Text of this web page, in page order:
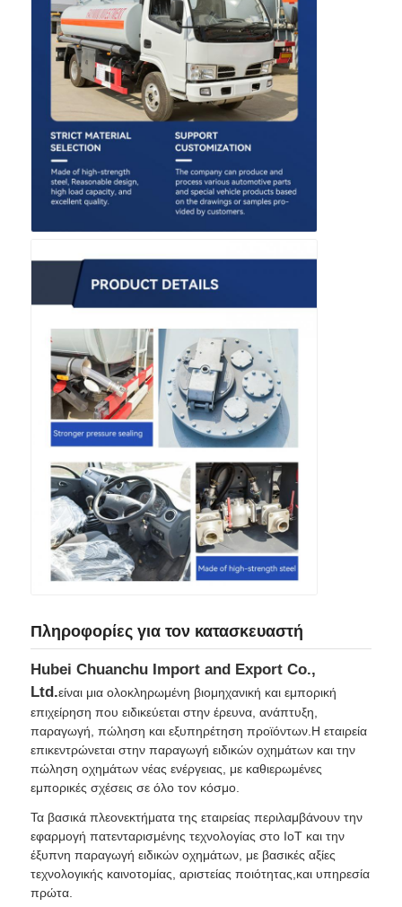
Πληροφορίες για τον κατασκευαστή
Hubei Chuanchu Import and Export Co.,
Ltd.είναι μια ολοκληρωμένη βιομηχανική και εμπορική
επιχείρηση που ειδικεύεται στην έρευνα, ανάπτυξη,
παραγωγή, πώληση και εξυπηρέτηση προϊόντων.Η εταιρεία
επικεντρώνεται στην παραγωγή ειδικών οχημάτων και την
πώληση οχημάτων νέας ενέργειας, με καθιερωμένες
εμπορικές σχέσεις σε όλο τον κόσμο.
Τα βασικά πλεονεκτήματα της εταιρείας περιλαμβάνουν την
εφαρμογή πατενταρισμένης τεχνολογίας στο IoT και την
έξυπνη παραγωγή ειδικών οχημάτων, με βασικές αξίες
τεχνολογικής καινοτομίας, αριστείας ποιότητας,και υπηρεσία
πρώτα.